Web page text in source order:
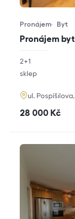
Pronájem
Typ nabídky
Pronájem
Typ nemovitosti
Byt
rozměry
2+1
funkce
sklep
adresa
ul.
cena
28 000 Kč